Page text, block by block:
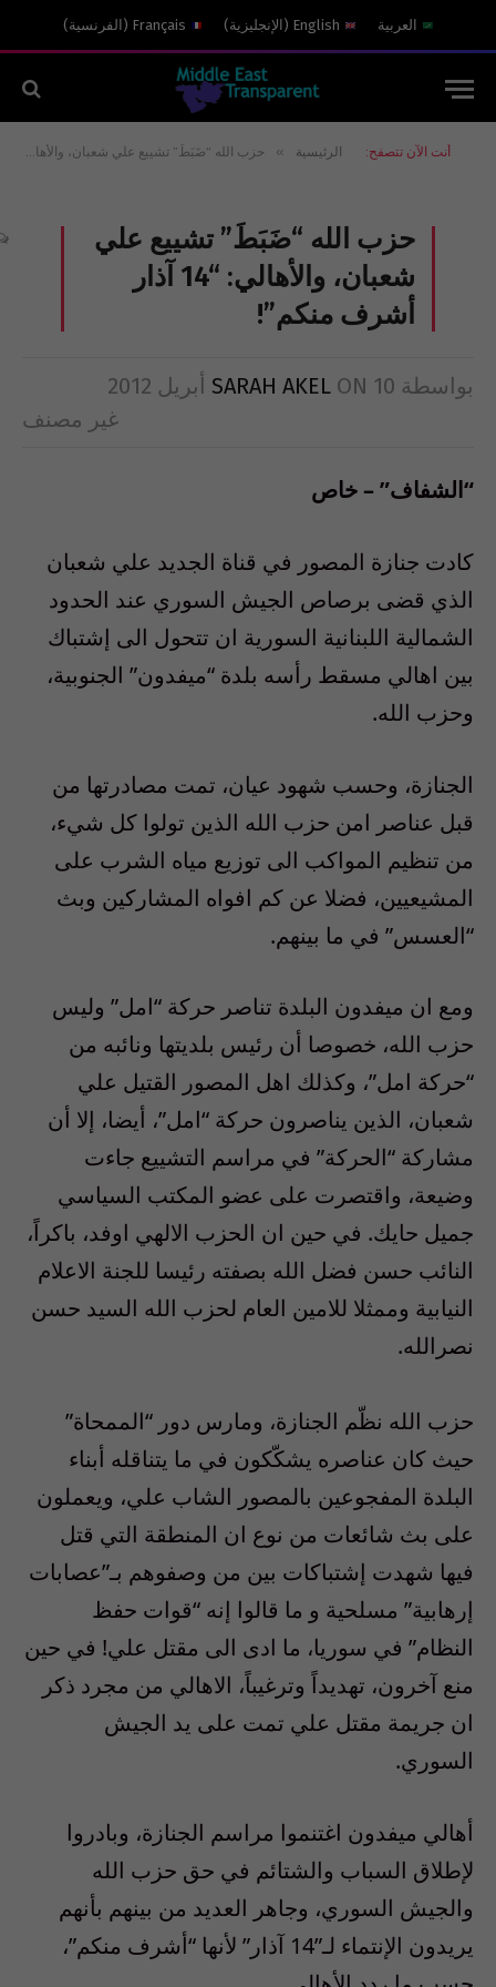
العربية English
( الإنجليزية)
Français
( الفرنسية)
أنت الآن تتصفح: الرئيسية » حزب الله “ضَبَطَ” تشييع علي شعبان، والأهالي: “14 آذار أشرف منكم”!
حزب الله “ضَبَطَ” تشييع علي
شعبان، والأهالي: “14 آذار
أشرف منكم”!
بواسطة SARAH AKEL ON 10 أبريل 2012
غير مصنف
“الشفاف” – خاص
كادت جنازة المصور في قناة الجديد علي شعبان
الذي قضى برصاص الجيش السوري عند الحدود
الشمالية اللبنانية السورية ان تتحول الى إشتباك
بين اهالي مسقط رأسه بلدة “ميفدون” الجنوبية،
وحزب الله.
الجنازة، وحسب شهود عيان، تمت مصادرتها من
قبل عناصر امن حزب الله الذين تولوا كل شيء،
من تنظيم المواكب الى توزيع مياه الشرب على
المشيعيين، فضلا عن كم افواه المشاركين وبث
“العسس” في ما بينهم.
ومع ان ميفدون البلدة تناصر حركة “امل” وليس
حزب الله، خصوصا أن رئيس بلديتها ونائبه من
“حركة امل”، وكذلك اهل المصور القتيل علي
شعبان، الذين يناصرون حركة “امل”، أيضا، إلا أن
مشاركة “الحركة” في مراسم التشييع جاءت
وضيعة، واقتصرت على عضو المكتب السياسي
جميل حايك. في حين ان الحزب الالهي اوفد، باكراً،
النائب حسن فضل الله بصفته رئيسا للجنة الاعلام
النيابية وممثلا للامين العام لحزب الله السيد حسن
نصرالله.
حزب الله نظّم الجنازة، ومارس دور “الممحاة”
حيث كان عناصره يشكّكون في ما يتناقله أبناء
البلدة المفجوعين بالمصور الشاب علي، ويعملون
على بث شائعات من نوع ان المنطقة التي قتل
فيها شهدت إشتباكات بين من وصفوهم بـ”عصابات
إرهابية” مسلحية و ما قالوا إنه “قوات حفظ
النظام” في سوريا، ما ادى الى مقتل علي! في حين
منع آخرون، تهديداً وترغيباً، الاهالي من مجرد ذكر
ان جريمة مقتل علي تمت على يد الجيش
السوري.
أهالي ميفدون اغتنموا مراسم الجنازة، وبادروا
لإطلاق السباب والشتائم في حق حزب الله
والجيش السوري، وجاهر العديد من بينهم بأنهم
يريدون الإنتماء لـ”14 آذار” لأنها “أشرف منكم”،